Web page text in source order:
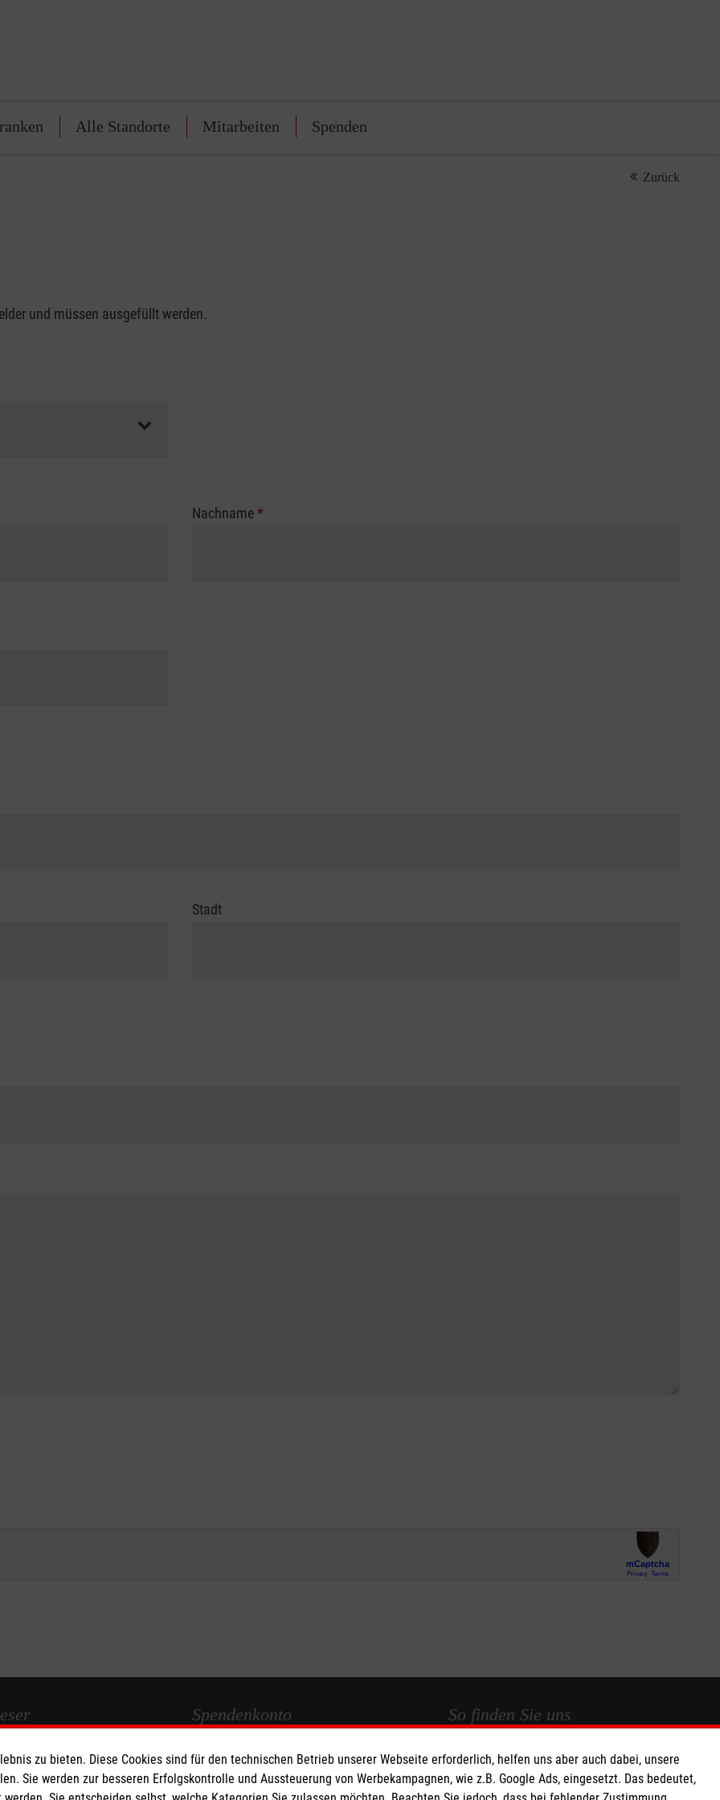
Alle Standorte Mitarbeiten Spenden
Zurück
und müssen ausgefüllt werden.
Nachname*
Stadt
Spendenkonto
Empfänger: Malteser Hilfsdienst e.V.
IBAN: DE27 3706 0120 1201 2220 16
So finden Sie uns
Malteser Hilfsdienst e.V. und gGmbH
Mainaustraße 45/45a
zu bieten. Diese Cookies sind für den technischen Betrieb unserer Webseite erforderlich, helfen uns aber auch dabei, unsere
Sie werden zur besseren Erfolgskontrolle und Aussteuerung von Werbekampagnen, wie z.B. Google Ads, eingesetzt. Das bedeutet,